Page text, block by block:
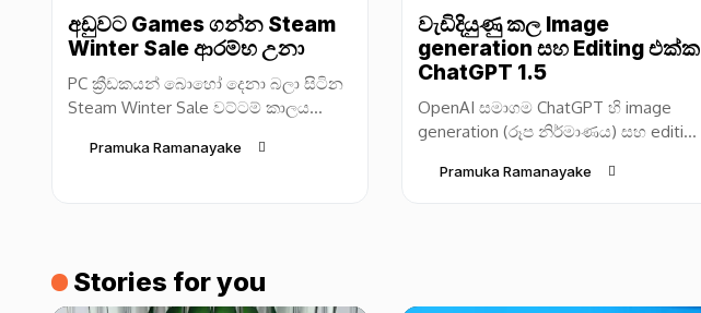
අඩුවට Games ගන්න Steam
Winter Sale ආරම්භ උනා
PC ක්‍රීඩකයන් බොහෝ දෙනා බලා සිටින
Steam Winter Sale වට්ටම් කාලය
ආරම්භ කර තිබෙනවා. අවුරුදු අවසාන
Pramuka Ramanayake
වැඩිදියුණු කල Image
generation සහ Editing එක්ක
ChatGPT 1.5
OpenAI සමාගම ChatGPT හි image
generation (රූප නිර්මාණය) සහ editing
අප්ඩේට් කිහිපයක් නිකුත් කළා. මේ නව
Pramuka Ramanayake
Stories for you